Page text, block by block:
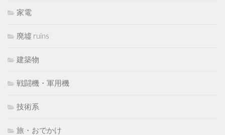
家電
廃墟 ruins
建築物
戦闘機・軍用機
技術系
旅・おでかけ